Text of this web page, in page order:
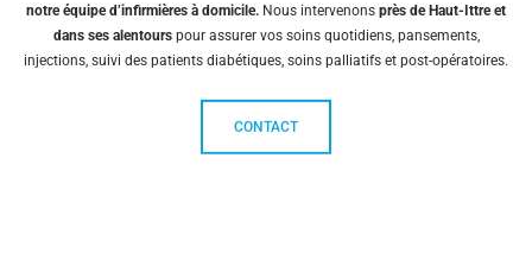
notre équipe d’infirmières à domicile. Nous intervenons près de Haut-Ittre et
dans ses alentours pour assurer vos soins quotidiens, pansements,
injections, suivi des patients diabétiques, soins palliatifs et post-opératoires.
CONTACT